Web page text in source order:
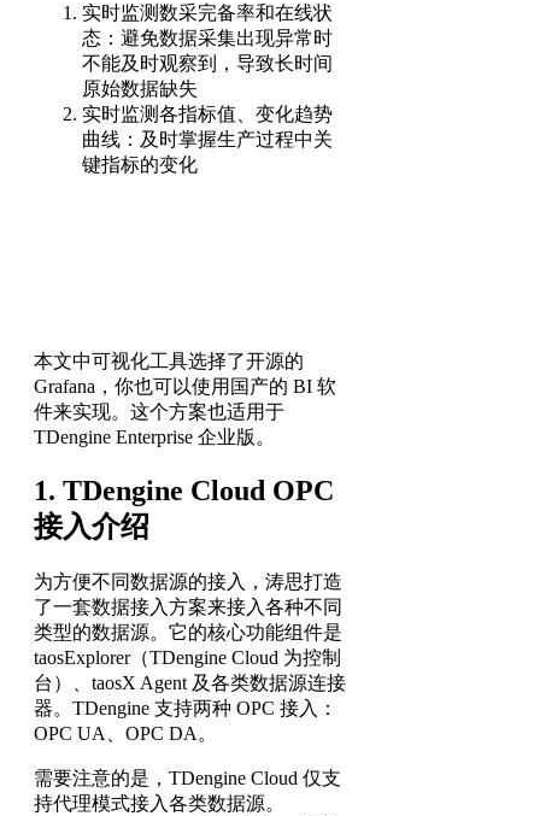
实时监测数采完备率和在线状
态：避免数据采集出现异常时
不能及时观察到，导致长时间
原始数据缺失
实时监测各指标值、变化趋势
曲线：及时掌握生产过程中关
键指标的变化
本文中可视化工具选择了开源的
Grafana，你也可以使用国产的 BI 软
件来实现。这个方案也适用于
TDengine Enterprise 企业版。
1. TDengine Cloud OPC
接入介绍
为方便不同数据源的接入，涛思打造
了一套数据接入方案来接入各种不同
类型的数据源。它的核心功能组件是
taosExplorer（TDengine Cloud 为控制
台）、taosX Agent 及各类数据源连接
器。TDengine 支持两种 OPC 接入：
OPC UA、OPC DA。
需要注意的是，TDengine Cloud 仅支
持代理模式接入各类数据源。